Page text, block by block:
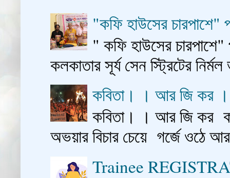
"কফি হাউসের
" কফি হাউসের
কলকাতার সূর্য সেন স্ট্রিটের
কবিতা। । আর জি কর
কবিতা। । আর জি কর
অভয়ার বিচার চেয়ে গর্জে
Trainee